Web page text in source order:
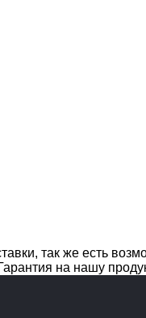
так же есть
на нашу